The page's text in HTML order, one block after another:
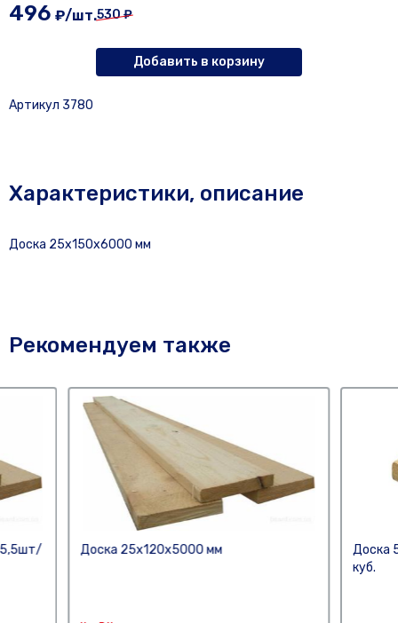
496 ₽/шт.530 ₽
Добавить в корзину
Артикул 3780
Характеристики, описание
Доска 25х150х6000 мм
Рекомендуем также
Доска 25х120х5000 мм
Доска
куб.